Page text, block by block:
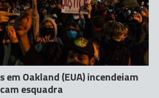
Oakland (EUA) incendeiam
esquadra